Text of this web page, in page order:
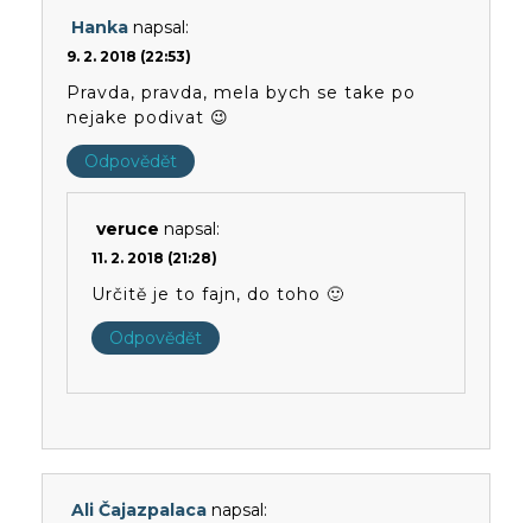
Hanka napsal:
9. 2. 2018 (22:53)
Pravda, pravda, mela bych se take po
nejake podivat 😉
Odpovědět
veruce napsal:
11. 2. 2018 (21:28)
Určitě je to fajn, do toho 🙂
Odpovědět
Ali Čajazpalaca napsal: